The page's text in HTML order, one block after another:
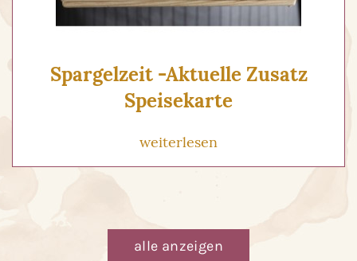
Spargelzeit -Aktuelle Zusatz
Speisekarte
weiterlesen
alle anzeigen